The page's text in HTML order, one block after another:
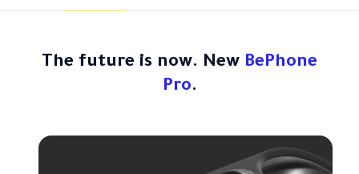
The future is now. New BePhone
Pro.